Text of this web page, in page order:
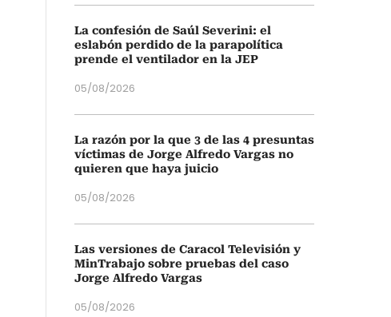
La confesión de Saúl Severini: el
eslabón perdido de la parapolítica
prende el ventilador en la JEP
05/08/2026
La razón por la que 3 de las 4 presuntas
víctimas de Jorge Alfredo Vargas no
quieren que haya juicio
05/08/2026
Las versiones de Caracol Televisión y
MinTrabajo sobre pruebas del caso
Jorge Alfredo Vargas
05/08/2026